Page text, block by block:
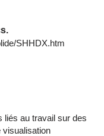
SHHDX.htm
liés au travail sur des
visualisation